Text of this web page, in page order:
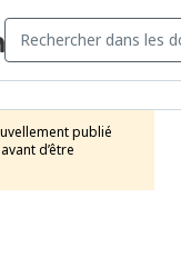
publié
d’être